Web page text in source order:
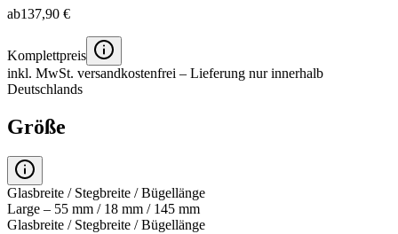
ab137,90 €
Komplettpreis
inkl. MwSt. versandkostenfrei – Lieferung nur innerhalb
Deutschlands
Größe
Glasbreite / Stegbreite / Bügellänge
Large – 55 mm / 18 mm / 145 mm
Glasbreite / Stegbreite / Bügellänge